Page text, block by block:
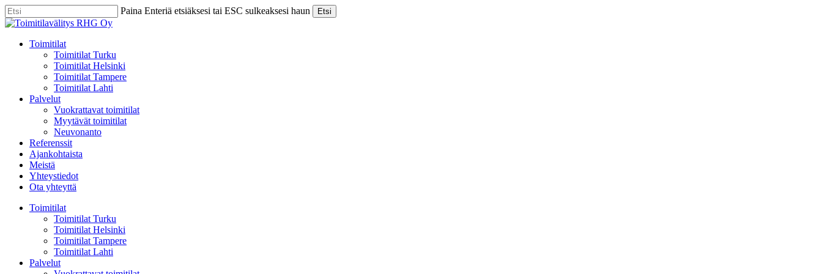
Skip
to
content
Paina Enteriä etsiäksesi tai ESC sulkeaksesi haun Etsi
Close
Menu
Toimitilat
Toimitilat Turku
Toimitilat Helsinki
Toimitilat Tampere
Toimitilat Lahti
Palvelut
Vuokrattavat toimitilat
Myytävät toimitilat
Neuvonanto
Referenssit
Ajankohtaista
Meistä
Yhteystiedot
Ota yhteyttä
Toimitilat
Toimitilat Turku
Toimitilat Helsinki
Toimitilat Tampere
Toimitilat Lahti
Palvelut